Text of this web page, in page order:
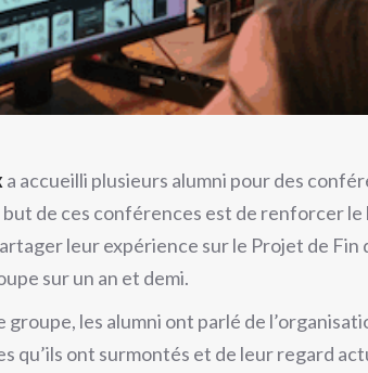
a accueilli plusieurs alumni pour des
but de ces conférences est de renforcer
leur expérience sur le Projet de Fin
sur un an et demi.
les alumni ont parlé de
qu’ils ont surmontés et de leur regard